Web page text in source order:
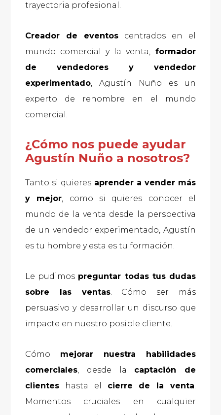
trayectoria profesional.
Creador de eventos centrados en el
mundo comercial y la venta, formador
de vendedores y vendedor
experimentado, Agustín Nuño es un
experto de renombre en el mundo
comercial.
¿Cómo nos puede ayudar
Agustín Nuño a nosotros?
Tanto si quieres aprender a vender más
y mejor, como si quieres conocer el
mundo de la venta desde la perspectiva
de un vendedor experimentado, Agustín
es tu hombre y esta es tu formación.
Le pudimos preguntar todas tus dudas
sobre las ventas. Cómo ser más
persuasivo y desarrollar un discurso que
impacte en nuestro posible cliente.
Cómo mejorar nuestra habilidades
comerciales, desde la captación de
clientes hasta el cierre de la venta.
Momentos cruciales en cualquier